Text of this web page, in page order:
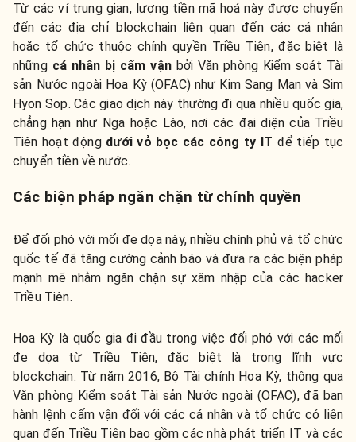
Từ các ví trung gian, lượng tiền mã hoá này được chuyển
đến các địa chỉ blockchain liên quan đến các cá nhân
hoặc tổ chức thuộc chính quyền Triều Tiên, đặc biệt là
những cá nhân bị cấm vậnbởi Văn phòng Kiểm soát Tài
sản Nước ngoài Hoa Kỳ (OFAC) như Kim Sang Man và Sim
Hyon Sop. Các giao dịch này thường đi qua nhiều quốc gia,
chẳng hạn như Nga hoặc Lào, nơi các đại diện của Triều
Tiên hoạt động dưới vỏ bọc các công ty IT để tiếp tục
chuyển tiền về nước.
Các biện pháp ngăn chặn từ chính quyền
Để đối phó với mối đe dọa này, nhiều chính phủ và tổ chức
quốc tế đã tăng cường cảnh báo và đưa ra các biện pháp
mạnh mẽ nhằm ngăn chặn sự xâm nhập của các hacker
Triều Tiên.
Hoa Kỳ là quốc gia đi đầu trong việc đối phó với các mối
đe dọa từ Triều Tiên, đặc biệt là trong lĩnh vực
blockchain. Từ năm 2016, Bộ Tài chính Hoa Kỳ, thông qua
Văn phòng Kiểm soát Tài sản Nước ngoài (OFAC), đã ban
hành lệnh cấm vận đối với các cá nhân và tổ chức có liên
quan đến Triều Tiên bao gồm các nhà phát triển IT và các